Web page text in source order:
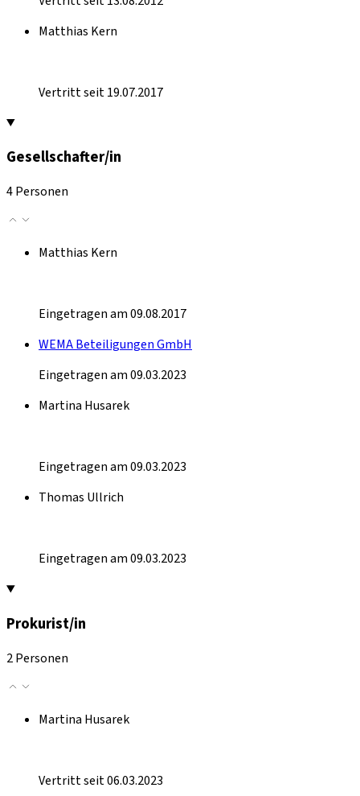
Matthias Kern
Vertritt seit 19.07.2017
Gesellschafter/in
4 Personen
Matthias Kern
Eingetragen am 09.08.2017
WEMA Beteiligungen GmbH
Eingetragen am 09.03.2023
Martina Husarek
Eingetragen am 09.03.2023
Thomas Ullrich
Eingetragen am 09.03.2023
Prokurist/in
2 Personen
Martina Husarek
Vertritt seit 06.03.2023